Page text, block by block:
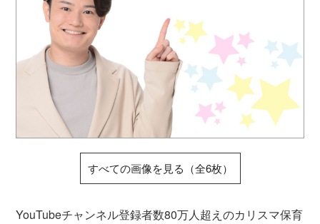
すべての画像を見る（全6枚）
YouTubeチャンネル登録者数80万人超えのカリスマ保育